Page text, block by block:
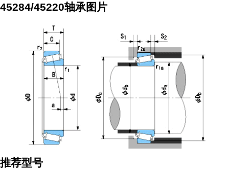
45284/45220轴承图片
推荐型号